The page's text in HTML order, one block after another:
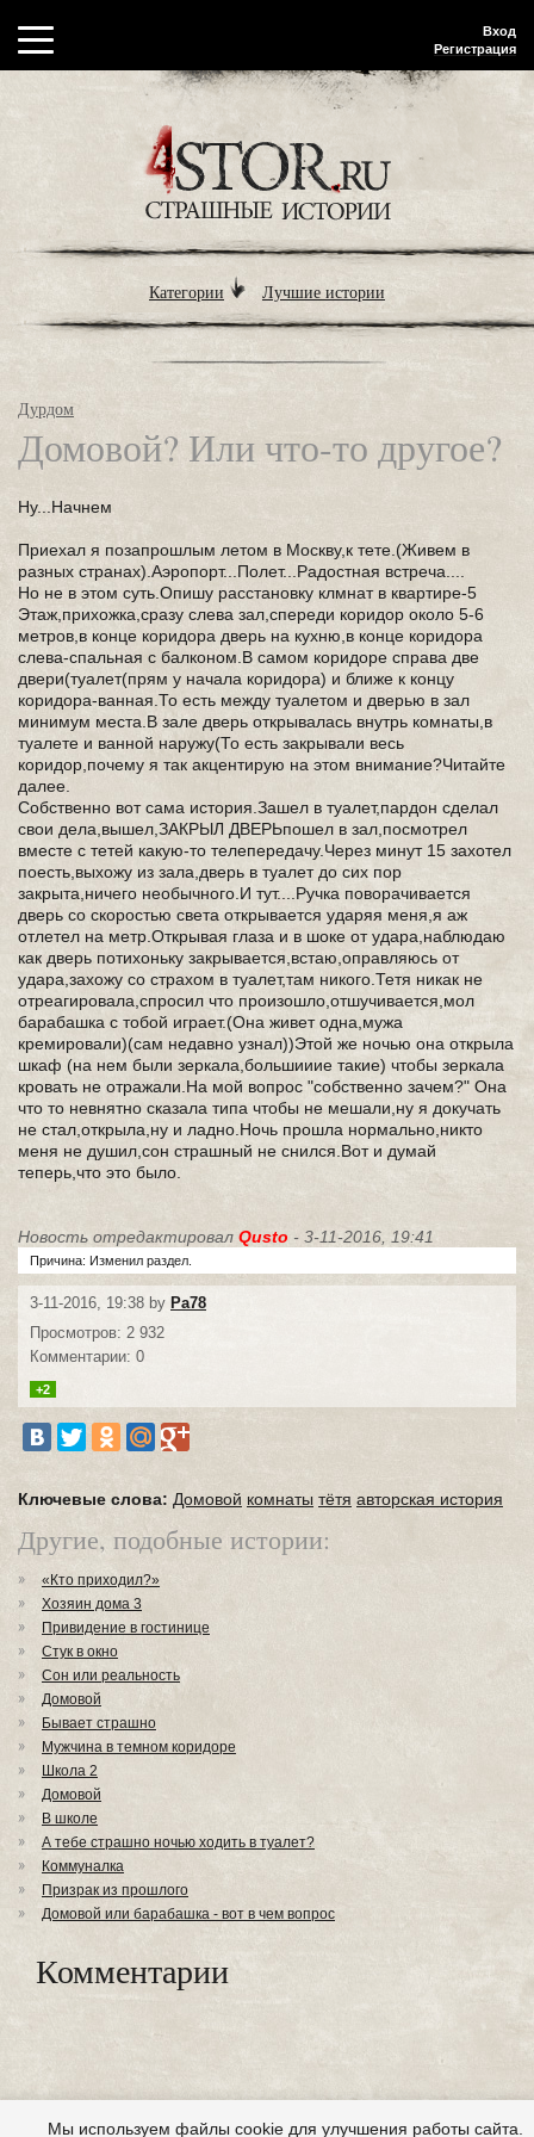
Вход
Регистрация
Категории Лучшие истории
Дурдом
Домовой? Или что-то другое?
Ну...Начнем
Приехал я позапрошлым летом в Москву,к тете.(Живем в
разных странах).Аэропорт...Полет...Радостная встреча....
Но не в этом суть.Опишу расстановку клмнат в квартире-5
Этаж,прихожка,сразу слева зал,спереди коридор около 5-6
метров,в конце коридора дверь на кухню,в конце коридора
слева-спальная с балконом.В самом коридоре справа две
двери(туалет(прям у начала коридора) и ближе к концу
коридора-ванная.То есть между туалетом и дверью в зал
минимум места.В зале дверь открывалась внутрь комнаты,в
туалете и ванной наружу(То есть закрывали весь
коридор,почему я так акцентирую на этом внимание?Читайте
далее.
Собственно вот сама история.Зашел в туалет,пардон сделал
свои дела,вышел, ЗАКРЫЛ ДВЕРЬпошел в зал,посмотрел
вместе с тетей какую-то телепередачу.Через минут 15 захотел
поесть,выхожу из зала,дверь в туалет до сих пор
закрыта,ничего необычного.И тут....Ручка поворачивается
дверь со скоростью света открывается ударяя меня,я аж
отлетел на метр.Открывая глаза и в шоке от удара,наблюдаю
как дверь потихоньку закрывается,встаю,оправляюсь от
удара,захожу со страхом в туалет,там никого.Тетя никак не
отреагировала,спросил что произошло,отшучивается,мол
барабашка с тобой играет.(Она живет одна,мужа
кремировали)(сам недавно узнал))Этой же ночью она открыла
шкаф (на нем были зеркала,большииие такие) чтобы зеркала
кровать не отражали.На мой вопрос "собственно зачем?" Она
что то невнятно сказала типа чтобы не мешали,ну я докучать
не стал,открыла,ну и ладно.Ночь прошла нормально,никто
меня не душил,сон страшный не снился.Вот и думай
теперь,что это было.
Новость отредактировал Qusto - 3-11-2016, 19:41
Причина: Изменил раздел.
3-11-2016, 19:38 by Pa78
Просмотров: 2 932
Комментарии: 0
+2
Ключевые слова: Домовой комнаты тётя авторская история
Другие, подобные истории:
«Кто приходил?»
Хозяин дома 3
Привидение в гостинице
Стук в окно
Сон или реальность
Домовой
Бывает страшно
Мужчина в темном коридоре
Школа 2
Домовой
В школе
А тебе страшно ночью ходить в туалет?
Коммуналка
Призрак из прошлого
Домовой или барабашка - вот в чем вопрос
Комментарии
Мы используем файлы cookie для улучшения работы сайта.